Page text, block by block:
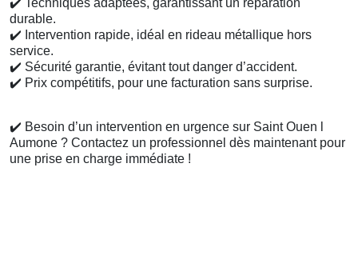
✔️ Techniques adaptées, garantissant un réparation
durable.
✔️ Intervention rapide, idéal en rideau métallique hors
service.
✔️ Sécurité garantie, évitant tout danger d’accident.
✔️ Prix compétitifs, pour une facturation sans surprise.
✔️ Besoin d’un intervention en urgence sur Saint Ouen l
Aumone ? Contactez un professionnel dès maintenant pour
une prise en charge immédiate !